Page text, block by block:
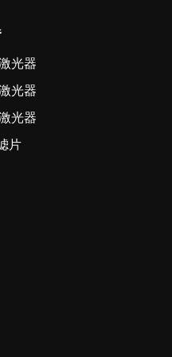
光器
光器
光器
片